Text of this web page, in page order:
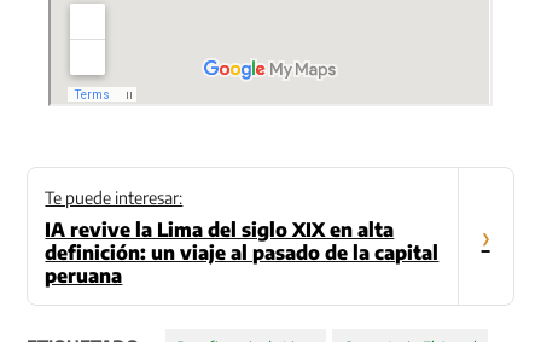
Te puede interesar:
IA revive la Lima del siglo XIX en alta
definición: un viaje al pasado de la capital
peruana
›